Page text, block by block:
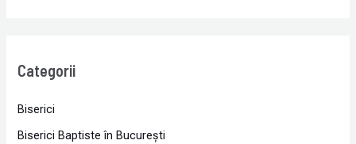
Categorii
Biserici
Biserici Baptiste în Bucureşti